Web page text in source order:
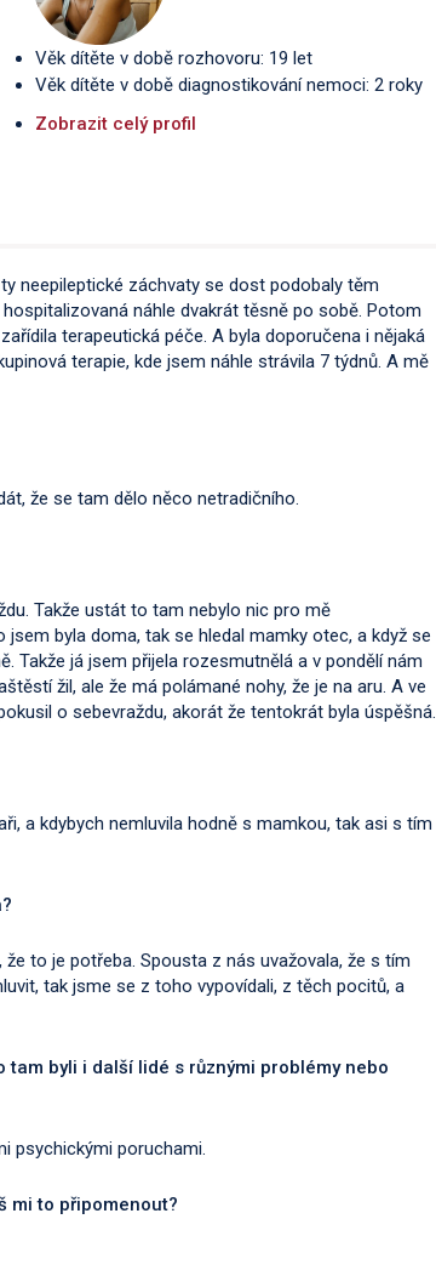
Věk dítěte v době rozhovoru: 19 let
Věk dítěte v době diagnostikování nemoci: 2 roky
Zobrazit celý profil
neepileptické záchvaty se dost podobaly těm
náhle dvakrát těsně po sobě. Potom
terapeutická péče. A byla doporučena i nějaká
terapie, kde jsem náhle strávila 7 týdnů. A mě
že se tam dělo něco netradičního.
Takže ustát to tam nebylo nic pro mě
byla doma, tak se hledal mamky otec, a když se
Takže já jsem přijela rozesmutnělá a v pondělí nám
žil, ale že má polámané nohy, že je na aru. A ve
o sebevraždu, akorát že tentokrát byla úspěšná.
a kdybych nemluvila hodně s mamkou, tak asi s tím
to je potřeba. Spousta z nás uvažovala, že s tím
tak jsme se z toho vypovídali, z těch pocitů, a
byli i další lidé s různými problémy nebo
psychickými poruchami.
mi to připomenout?